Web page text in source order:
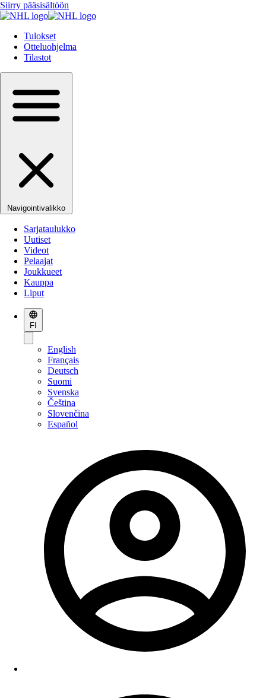
Siirry pääsisältöön
Tulokset
Otteluohjelma
Tilastot
Navigointivalikko
Sarjataulukko
Uutiset
Videot
Pelaajat
Joukkueet
Kauppa
Liput
FI
English
Français
Deutsch
Suomi
Svenska
Čeština
Slovenčina
Español